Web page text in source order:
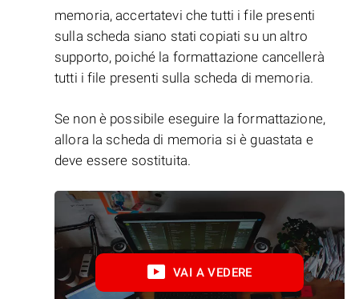
memoria, accertatevi che tutti i file presenti
sulla scheda siano stati copiati su un altro
supporto, poiché la formattazione cancellerà
tutti i file presenti sulla scheda di memoria.
Se non è possibile eseguire la formattazione,
allora la scheda di memoria si è guastata e
deve essere sostituita.
VAI A VEDERE